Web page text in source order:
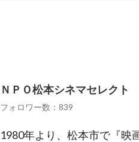
ＮＰＯ松本シネマセレクト
フォロワー数：839
1980年より、松本市で『映